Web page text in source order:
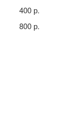
400 р.
800 р.